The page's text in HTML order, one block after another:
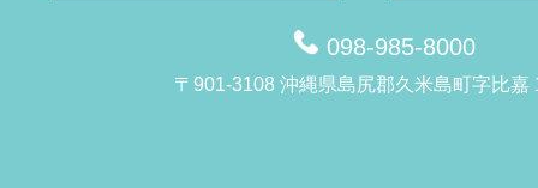
098-985-8000
〒901-3108 沖縄県島尻郡久米島町字比嘉